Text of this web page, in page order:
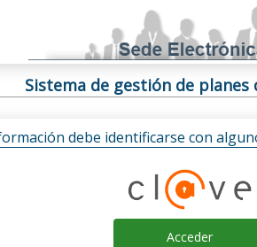
Sistema de gestión de planes
debe identificarse con
Acceder